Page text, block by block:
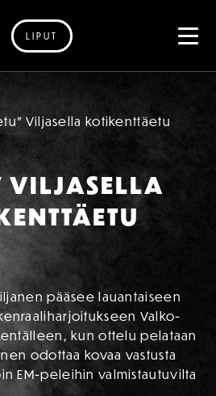
LIPUT
Viljasella kotikenttäetu
VILJASELLA
pääsee lauantaiseen
Valko-
kun ottelu pelataan
odottaa kovaa vastusta
EM-peleihin valmistautuvilta